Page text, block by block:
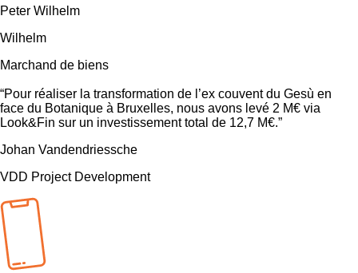
Peter Wilhelm
Wilhelm
Marchand de biens
“Pour réaliser la transformation de l’ex couvent du Gesù en
face du Botanique à Bruxelles, nous avons levé 2 M€ via
Look&Fin sur un investissement total de 12,7 M€.”
Johan Vandendriessche
VDD Project Development